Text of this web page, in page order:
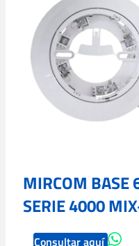
MIRCOM BASE
SERIE 4000
Consultar aquí